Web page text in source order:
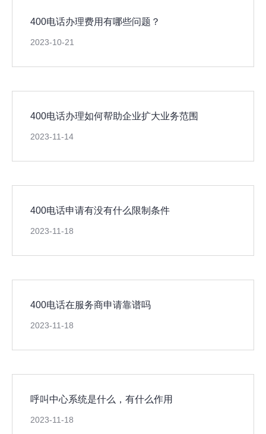
400电话办理费用有哪些问题？
2023-10-21
400电话办理如何帮助企业扩大业务范围
2023-11-14
400电话申请有没有什么限制条件
2023-11-18
400电话在服务商申请靠谱吗
2023-11-18
呼叫中心系统是什么，有什么作用
2023-11-18